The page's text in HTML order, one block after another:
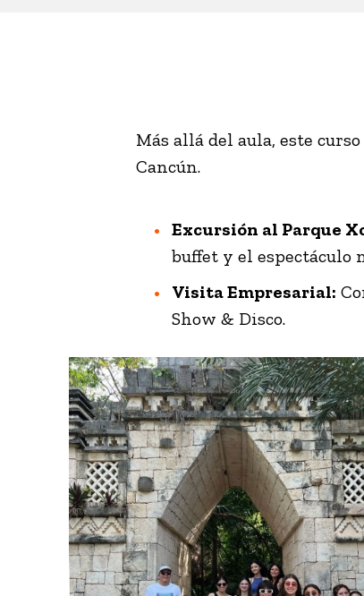
Más allá del aula, este
Cancún.
Excursión al Parque
buffet y el espectáculo
Visita Empresarial:
Show & Disco.